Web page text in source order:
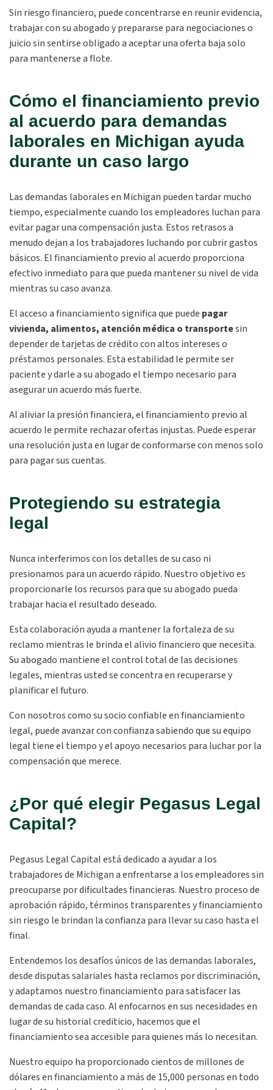
Sin riesgo financiero, puede concentrarse en reunir evidencia,
trabajar con su abogado y prepararse para negociaciones o
juicio sin sentirse obligado a aceptar una oferta baja solo
para mantenerse a flote.
Cómo el financiamiento previo
al acuerdo para demandas
laborales en Michigan ayuda
durante un caso largo
Las demandas laborales en Michigan pueden tardar mucho
tiempo, especialmente cuando los empleadores luchan para
evitar pagar una compensación justa. Estos retrasos a
menudo dejan a los trabajadores luchando por cubrir gastos
básicos. El financiamiento previo al acuerdo proporciona
efectivo inmediato para que pueda mantener su nivel de vida
mientras su caso avanza.
El acceso a financiamiento significa que puede pagar
vivienda, alimentos, atención médica o transportesin
depender de tarjetas de crédito con altos intereses o
préstamos personales. Esta estabilidad le permite ser
paciente y darle a su abogado el tiempo necesario para
asegurar un acuerdo más fuerte.
Al aliviar la presión financiera, el financiamiento previo al
acuerdo le permite rechazar ofertas injustas. Puede esperar
una resolución justa en lugar de conformarse con menos solo
para pagar sus cuentas.
Protegiendo su estrategia
legal
Nunca interferimos con los detalles de su caso ni
presionamos para un acuerdo rápido. Nuestro objetivo es
proporcionarle los recursos para que su abogado pueda
trabajar hacia el resultado deseado.
Esta colaboración ayuda a mantener la fortaleza de su
reclamo mientras le brinda el alivio financiero que necesita.
Su abogado mantiene el control total de las decisiones
legales, mientras usted se concentra en recuperarse y
planificar el futuro.
Con nosotros como su socio confiable en financiamiento
legal, puede avanzar con confianza sabiendo que su equipo
legal tiene el tiempo y el apoyo necesarios para luchar por la
compensación que merece.
¿Por qué elegir Pegasus Legal
Capital?
Pegasus Legal Capital está dedicado a ayudar a los
trabajadores de Michigan a enfrentarse a los empleadores sin
preocuparse por dificultades financieras. Nuestro proceso de
aprobación rápido, términos transparentes y financiamiento
sin riesgo le brindan la confianza para llevar su caso hasta el
final.
Entendemos los desafíos únicos de las demandas laborales,
desde disputas salariales hasta reclamos por discriminación,
y adaptamos nuestro financiamiento para satisfacer las
demandas de cada caso. Al enfocarnos en sus necesidades en
lugar de su historial crediticio, hacemos que el
financiamiento sea accesible para quienes más lo necesitan.
Nuestro equipo ha proporcionado cientos de millones de
dólares en financiamiento a más de 15,000 personas en todo